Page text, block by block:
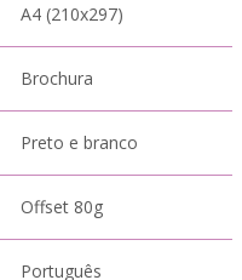
A4 (210x297)
Brochura
Preto e branco
Offset 80g
Português